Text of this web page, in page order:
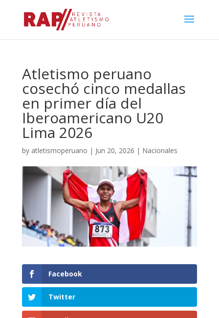
Atletismo peruano
cosechó cinco medallas
en primer día del
Iberoamericano U20
Lima 2026
by atletismoperuano | Jun 20, 2026 | Nacionales
Facebook
Twitter